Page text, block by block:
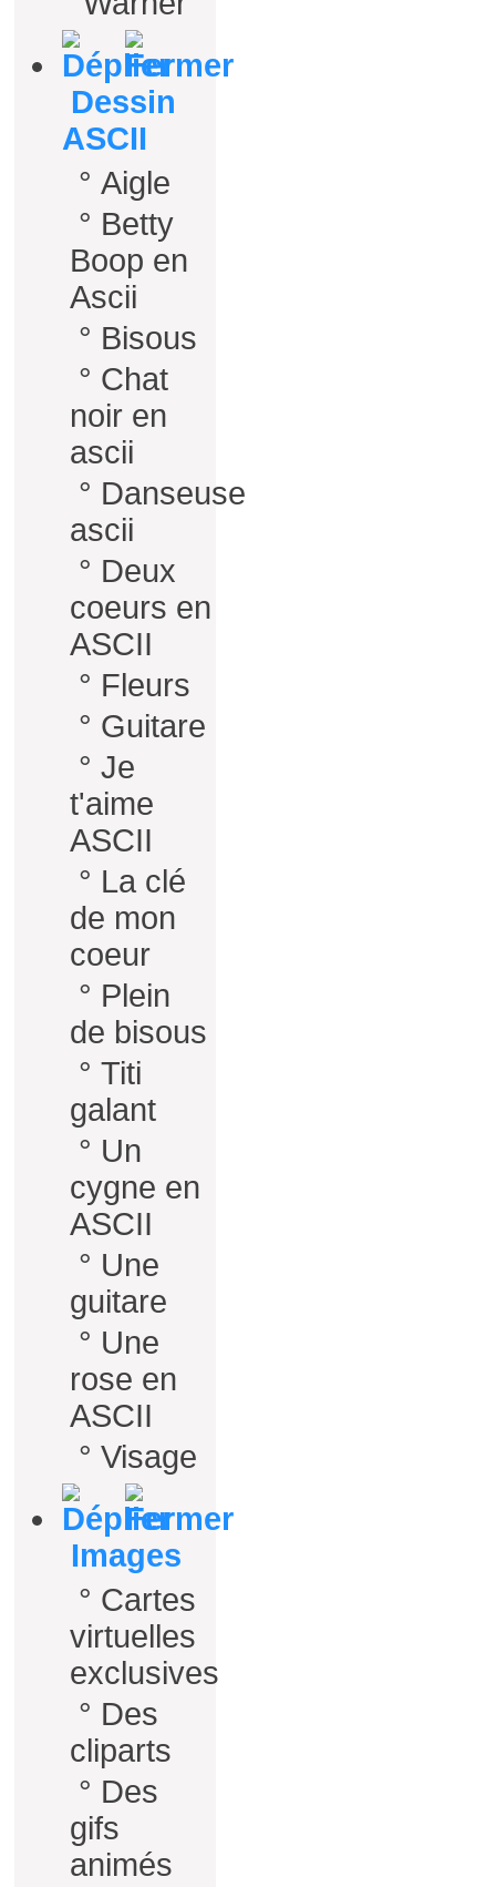
Dessin
ASCII
° Aigle
° Betty
Boop en
Ascii
° Bisous
° Chat
noir en
ascii
° Danseuse
ascii
° Deux
coeurs en
ASCII
° Fleurs
° Guitare
° Je
t'aime
ASCII
° La clé
de mon
coeur
° Plein
de bisous
° Titi
galant
° Un
cygne en
ASCII
° Une
guitare
° Une
rose en
ASCII
° Visage
Images
° Cartes
virtuelles
exclusives
° Des
cliparts
° Des
gifs
animés